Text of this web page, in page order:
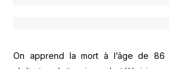
On apprend la mort à l’âge de 86